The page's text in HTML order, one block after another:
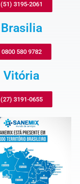
(51) 3195-2061
Brasilia
0800 580 9782
Vitória
(27) 3191-0655